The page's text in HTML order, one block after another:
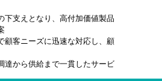
下支えとなり、高付加価値製品
顧客ニーズに迅速な対応し、顧
達から供給まで一貫したサービ